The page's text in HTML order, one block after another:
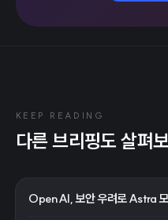
KEEP READING
다른 브리핑도 살펴
OpenAI, 보안 우려로 Astra